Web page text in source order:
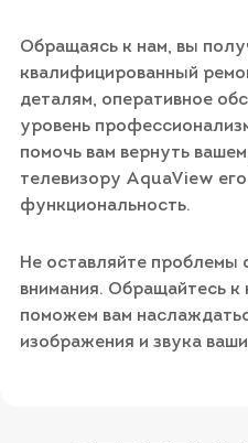
Обращаясь к нам, вы
квалифицированный
деталям, оперативное
уровень
помочь вам вернуть
телевизору AquaView
функциональность.
Не оставляйте проблемы
внимания. Обращайтесь к
поможем вам
изображения и звука